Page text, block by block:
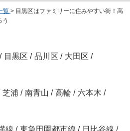
覧 > 目黒区はファミリーに住みやすい街！高
う
/ 目黒区 / 品川区 / 大田区 /
芝浦 / 南青山 / 高輪 / 六本木 /